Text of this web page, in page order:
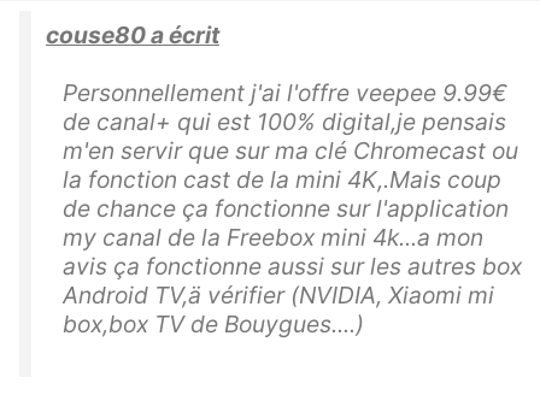
couse80 a écrit
Personnellement j'ai l'offre veepee 9.99€
de canal+ qui est 100% digital,je pensais
m'en servir que sur ma clé Chromecast ou
la fonction cast de la mini 4K,.Mais coup
de chance ça fonctionne sur l'application
my canal de la Freebox mini 4k...a mon
avis ça fonctionne aussi sur les autres box
Android TV,ä vérifier (NVIDIA, Xiaomi mi
box,box TV de Bouygues....)